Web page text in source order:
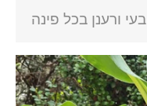
ורענן בכל פינה